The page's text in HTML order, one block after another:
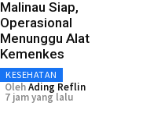
Malinau Siap,
Operasional
Menunggu Alat
Kemenkes
KESEHATAN
OlehAding Reflin
7 jam yang lalu